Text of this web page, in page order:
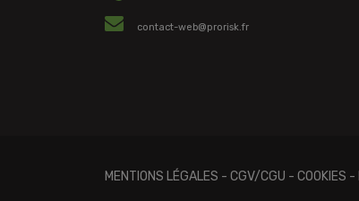
contact-web@prorisk.fr
MENTIONS LÉGALES - CGV/CGU - COOKIES -